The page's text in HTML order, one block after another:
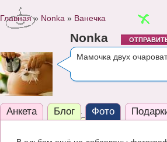
Главная» Nonka » Ванечка
Nonka
Мамочка двух
Анкета Блог Фото